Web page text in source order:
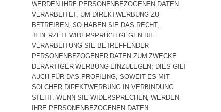
WERDEN IHRE PERSONENBEZOGENEN DATEN
VERARBEITET, UM DIREKTWERBUNG ZU
BETREIBEN, SO HABEN SIE DAS RECHT,
JEDERZEIT WIDERSPRUCH GEGEN DIE
VERARBEITUNG SIE BETREFFENDER
PERSONENBEZOGENER DATEN ZUM ZWECKE
DERARTIGER WERBUNG EINZULEGEN; DIES GILT
AUCH FÜR DAS PROFILING, SOWEIT ES MIT
SOLCHER DIREKTWERBUNG IN VERBINDUNG
STEHT. WENN SIE WIDERSPRECHEN, WERDEN
IHRE PERSONENBEZOGENEN DATEN